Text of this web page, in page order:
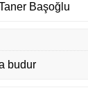
Başoğlu
budur